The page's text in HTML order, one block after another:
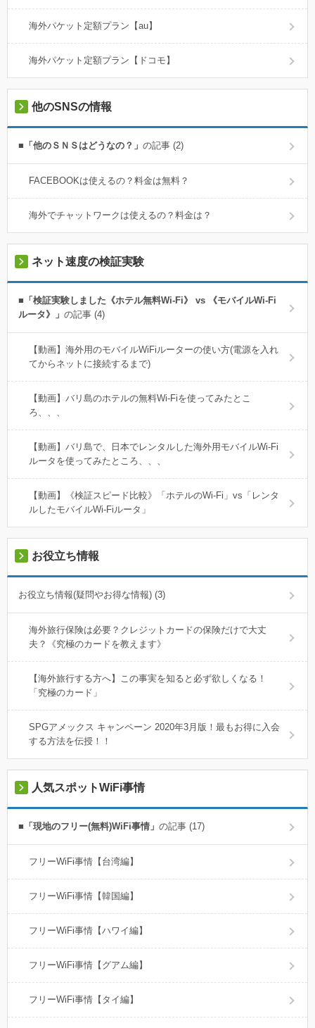
海外パケット定額プラン【au】
海外パケット定額プラン【ドコモ】
他のSNSの情報
■「他のＳＮＳはどうなの？」 の記事 (2)
FACEBOOKは使えるの？料金は無料？
海外でチャットワークは使えるの？料金は？
ネット速度の検証実験
■「検証実験しました《ホテル無料Wi-Fi》 vs 《モバイルWi-Fi
ルータ》」 の記事 (4)
【動画】海外用のモバイルWiFiルーターの使い方(電源を入れ
てからネットに接続するまで)
【動画】バリ島のホテルの無料Wi-Fiを使ってみたとこ
ろ、、、
【動画】バリ島で、日本でレンタルした海外用モバイルWi-Fi
ルータを使ってみたところ、、、
【動画】《検証スピード比較》「ホテルのWi-Fi」vs「レンタ
ルしたモバイルWi-Fiルータ」
お役立ち情報
お役立ち情報(疑問やお得な情報) (3)
海外旅行保険は必要？クレジットカードの保険だけで大丈
夫？《究極のカードを教えます》
【海外旅行する方へ】この事実を知ると必ず欲しくなる！
「究極のカード」
SPGアメックス キャンペーン 2020年3月版！最もお得に入会
する方法を伝授！！
人気スポットWiFi事情
■「現地のフリー(無料)WiFi事情」 の記事 (17)
フリーWiFi事情【台湾編】
フリーWiFi事情【韓国編】
フリーWiFi事情【ハワイ編】
フリーWiFi事情【グアム編】
フリーWiFi事情【タイ編】